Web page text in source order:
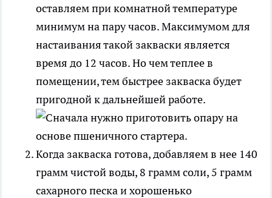
оставляем при комнатной температуре
минимум на пару часов. Максимумом для
настаивания такой закваски является
время до 12 часов. Но чем теплее в
помещении, тем быстрее закваска будет
пригодной к дальнейшей работе.
Когда закваска готова, добавляем в нее 140
грамм чистой воды, 8 грамм соли, 5 грамм
сахарного песка и хорошенько